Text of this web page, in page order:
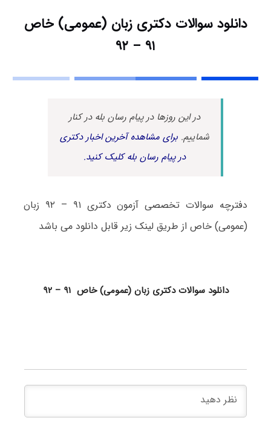
دانلود سوالات دکتری زبان (عمومی) خاص
۹۱ – ۹۲
در این روزها در پیام رسان بله در کنار
شماییم.برای مشاهده آخرین اخبار دکتری
در پیام رسان بله کلیک کنید.
دفترچه سوالات تخصصی آزمون دکتری ۹۱ – ۹۲ زبان
(عمومی) خاص از طریق لینک زیر قابل دانلود می باشد
دانلود سوالات دکتری زبان (عمومی) خاص ۹۱ – ۹۲